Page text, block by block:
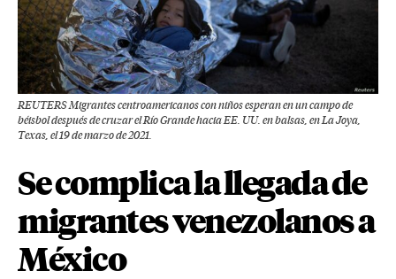
REUTERS Migrantes centroamericanos con niños esperan en un campo de
béisbol después de cruzar el Río Grande hacia EE. UU. en balsas, en La Joya,
Texas, el 19 de marzo de 2021.
Se complica la llegada de
migrantes venezolanos a
México